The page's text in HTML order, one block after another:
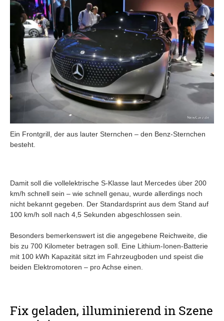
Ein Frontgrill, der aus lauter Sternchen – den Benz-Sternchen
besteht.
Damit soll die vollelektrische S-Klasse laut Mercedes über 200
km/h schnell sein – wie schnell genau, wurde allerdings noch
nicht bekannt gegeben. Der Standardsprint aus dem Stand auf
100 km/h soll nach 4,5 Sekunden abgeschlossen sein.
Besonders bemerkenswert ist die angegebene Reichweite, die
bis zu 700 Kilometer betragen soll. Eine Lithium-Ionen-Batterie
mit 100 kWh Kapazität sitzt im Fahrzeugboden und speist die
beiden Elektromotoren – pro Achse einen.
Fix geladen, illuminierend in Szene